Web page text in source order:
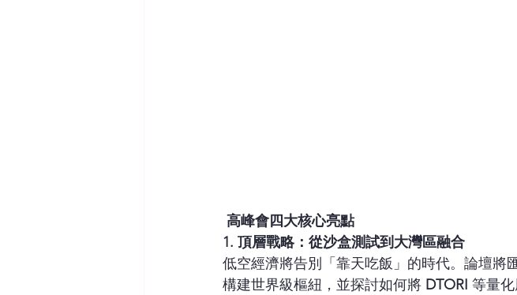
高峰會四大核心亮點
1. 頂層戰略：從沙盒測試到大灣區融合
低空經濟將告別「靠天吃飯」的時代。論壇將
構建世界級樞紐，並探討如何將 DTORI 等量